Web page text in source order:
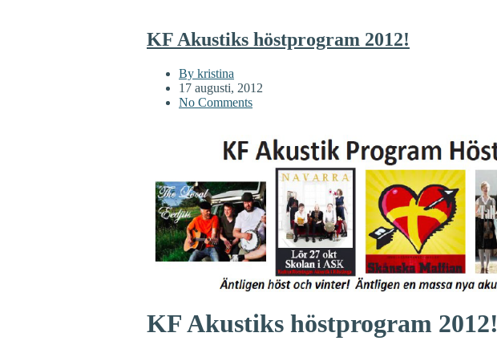
KF Akustiks höstprogram 2012!
By kristina
17 augusti, 2012
No Comments
KF Akustiks höstprogram 2012!